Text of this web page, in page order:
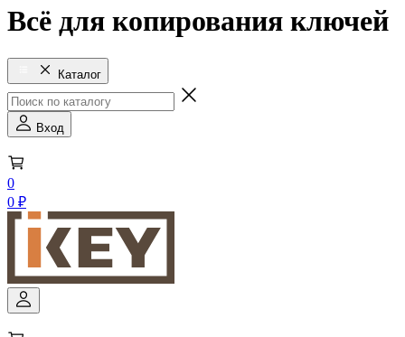
Всё для копирования ключей
Каталог
Вход
0
0 ₽